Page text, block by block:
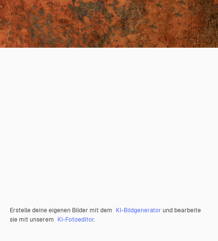
Erstelle deine eigenen Bilder mit dem KI-Bildgenerator und bearbeite
sie mit unserem KI-Fotoeditor.